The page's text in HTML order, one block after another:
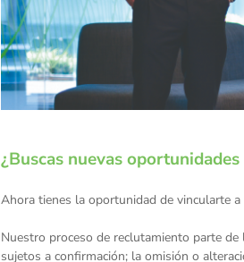
¿Buscas nuevas
Ahora tienes la oportunidad de vincularte
Nuestro proceso de reclutamiento parte
sujetos a confirmación; la omisión o